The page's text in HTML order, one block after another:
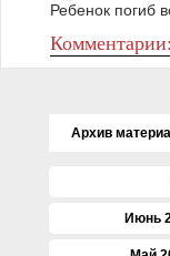
Ребенок погиб
Комментарии:
Архив
Июнь